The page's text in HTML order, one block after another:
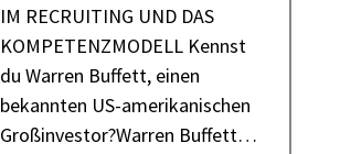
IM RECRUITING UND DAS
KOMPETENZMODELL Kennst
du Warren Buffett, einen
bekannten US-amerikanischen
Großinvestor?Warren Buffett…